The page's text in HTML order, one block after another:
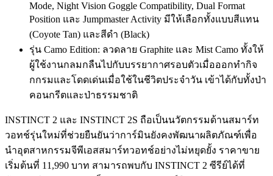
Mode, Night Vision Goggle Compatibility, Dual Format
Position และ Jumpmaster Activity มีให้เลือกทั้งแบบสีแทน
(Coyote Tan) และสีดำ (Black)
รุ่น Camo Edition: ลวดลาย Graphite และ Mist Camo ทั้งให้
ผู้ใช้งานกลมกลืนไปกับบรรยากาศรอบตัวเมื่อออกทำกิจ
กกรมและโดดเด่นเมื่อใช้ในชีวิตประจำวัน เข้าได้กับทั้งป่า
คอนกรีตและป่าธรรมชาติ
INSTINCT 2 และ INSTINCT 2S ถือเป็นนวัตกรรมด้านสมาร์ท
วอทช์รุ่นใหม่ที่ช่วยยืนยันว่าการ์มินยังคงพัฒนาผลิตภัณฑ์เพื่อ
นำอุตสาหกรรมจีพีเอสสมาร์ทวอทช์อย่างไม่หยุดยั้ง ราคาขาย
เริ่มต้นที่ 11,990 บาท สามารถพบกับ INSTINCT 2 ซีรีย์ได้ที่